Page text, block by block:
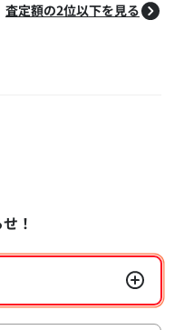
査定額の2位以下を見る
！